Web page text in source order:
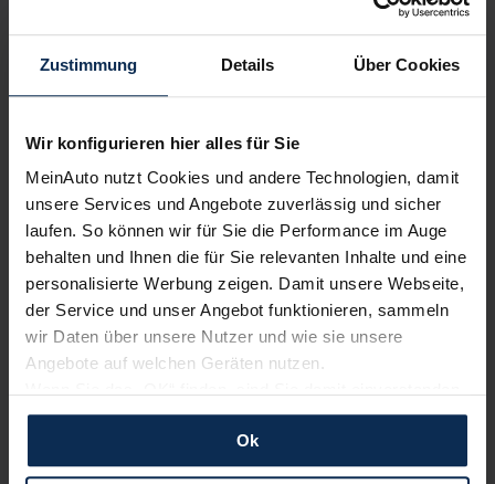
Zustimmung Details Über Cookies
Wir konfigurieren hier alles für Sie
MeinAuto nutzt Cookies und andere Technologien, damit
unsere Services und Angebote zuverlässig und sicher
laufen. So können wir für Sie die Performance im Auge
behalten und Ihnen die für Sie relevanten Inhalte und eine
personalisierte Werbung zeigen. Damit unsere Webseite,
der Service und unser Angebot funktionieren, sammeln
wir Daten über unsere Nutzer und wie sie unsere
Angebote auf welchen Geräten nutzen.
und erlauben uns Cookies für unseren Service zu
verwenden und diese Daten an Dritte weiterzugeben,
etwa an unsere Marketingpartner. Falls Sie dem nicht
Ok
Erfahren Sie mehr über das Urteil unserer Kunden
Nachrichten